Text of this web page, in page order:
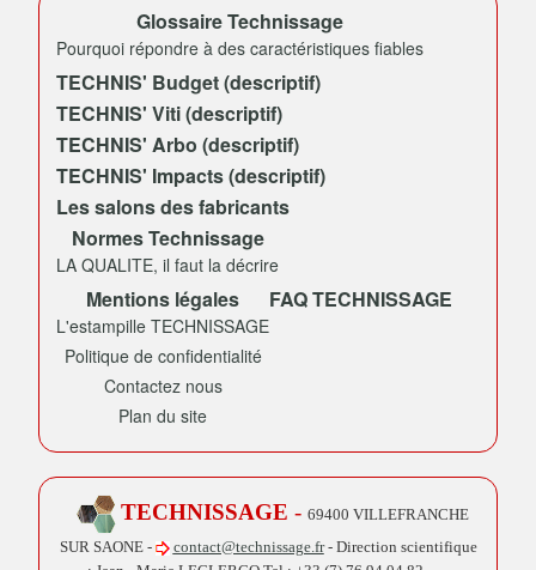
Glossaire Technissage
Pourquoi répondre à des caractéristiques fiables
TECHNIS' Budget (descriptif)
TECHNIS' Viti (descriptif)
TECHNIS' Arbo (descriptif)
TECHNIS' Impacts (descriptif)
Les salons des fabricants
Normes Technissage
LA QUALITE, il faut la décrire
Mentions légales
L'estampille TECHNISSAGE
Politique de confidentialité
Contactez nous
Plan du site
FAQ TECHNISSAGE
TECHNISSAGE - 69400 VILLEFRANCHE
SUR SAONE -
contact@technissage.fr- Direction scientifique